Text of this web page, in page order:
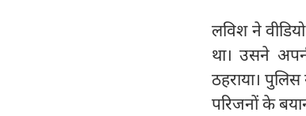
लविश ने
था। उसने
ठहराया।
परिजनों के